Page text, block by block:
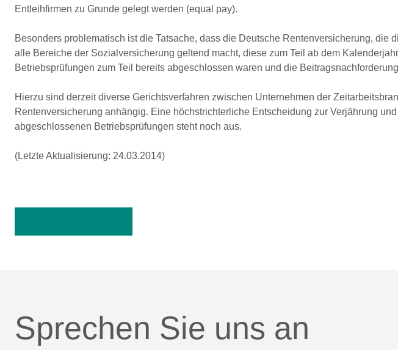
Entleihfirmen zu Grunde gelegt werden (equal pay).
Besonders problematisch ist die Tatsache, dass die Deutsche Rentenversicherung, die
alle Bereiche der Sozialversicherung geltend macht, diese zum Teil ab dem
Betriebsprüfungen zum Teil bereits abgeschlossen waren und die
Hierzu sind derzeit diverse Gerichtsverfahren zwischen Unternehmen der
Rentenversicherung anhängig. Eine höchstrichterliche Entscheidung zur Verjährung
abgeschlossenen Betriebsprüfungen steht noch aus.
(Letzte Aktualisierung: 24.03.2014)
Sprechen Sie uns an